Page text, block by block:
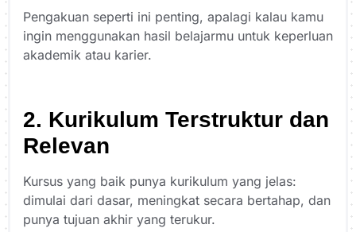
Pengakuan seperti ini penting, apalagi kalau kamu
ingin menggunakan hasil belajarmu untuk keperluan
akademik atau karier.
2. Kurikulum Terstruktur dan
Relevan
Kursus yang baik punya kurikulum yang jelas:
dimulai dari dasar, meningkat secara bertahap, dan
punya tujuan akhir yang terukur.